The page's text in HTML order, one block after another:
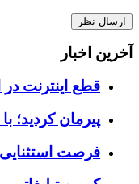
آخرین اخبار
قطع اینترنت
پیرمان کردید؛
فرصت استثنایی: دریافت تخفیف ۴۰۰